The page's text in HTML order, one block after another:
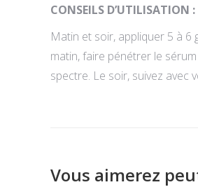
CONSEILS D’UTILISATION :
Matin et soir, appliquer 5 à
matin, faire pénétrer le
spectre. Le soir, suivez avec
Vous aimerez